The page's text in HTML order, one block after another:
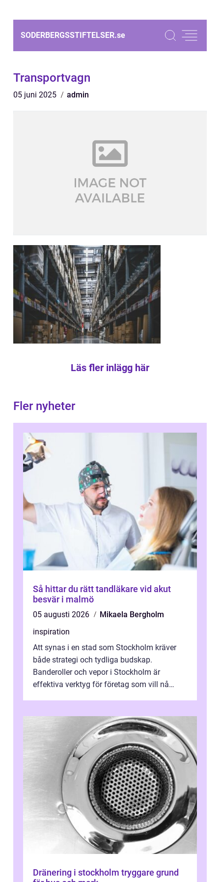
SODERBERGSSTIFTELSER.se
Transportvagn
05 juni 2025 admin
Läs fler inlägg här
Fler nyheter
Så hittar du rätt tandläkare vid akut
besvär i malmö
05 augusti 2026
Mikaela Bergholm
inspiration
Att synas i en stad som Stockholm kräver
både strategi och tydliga budskap.
Banderoller och vepor i Stockholm är
effektiva verktyg för företag som vill nå
Dränering i stockholm tryggare grund